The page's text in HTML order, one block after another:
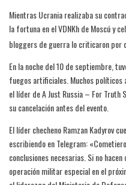
Mientras Ucrania realizaba su
la fortuna en el VDNKh de Moscú y
bloggers de guerra lo criticaron por
En la noche del 10 de septiembre,
fuegos artificiales. Muchos políticos
el líder de A Just Russia – For Truth
su cancelación antes del evento.
El líder checheno Ramzan Kadyrov
escribiendo en Telegram:
conclusiones necesarias. Si no
operación militar especial en el